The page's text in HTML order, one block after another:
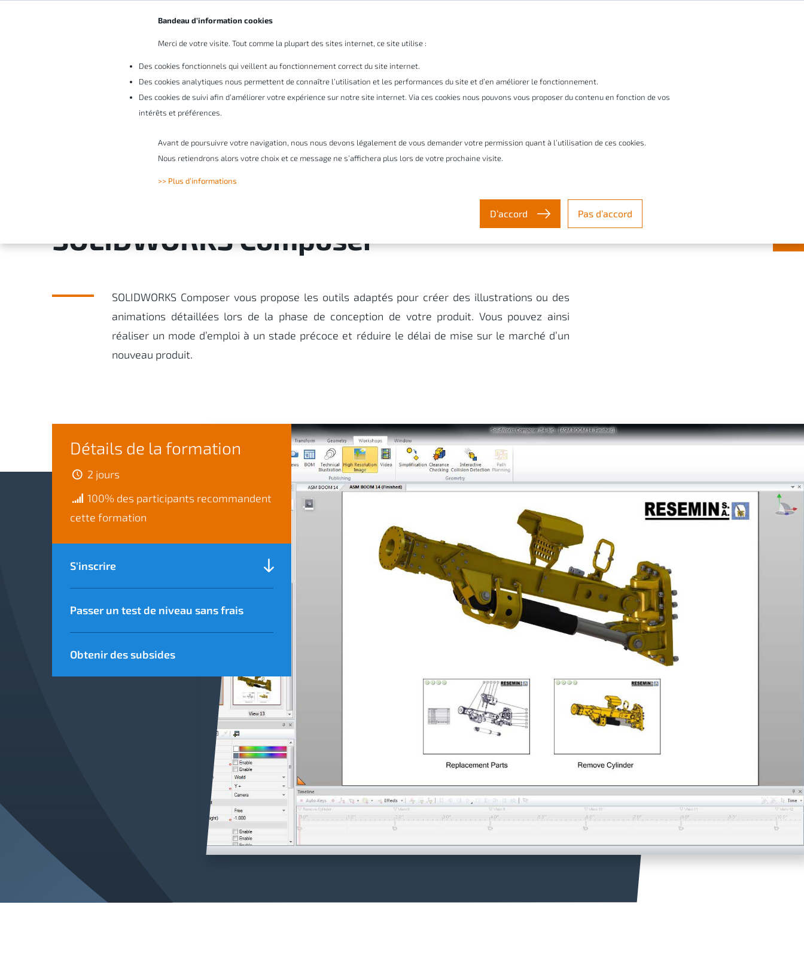
Bandeau d’information cookies
Merci de votre visite. Tout comme la plupart des sites internet, ce site utilise :
Des cookies fonctionnels qui veillent au fonctionnement correct du site internet.
Des cookies analytiques nous permettent de connaître l’utilisation et les performances du site et d’en améliorer le fonctionnement.
Des cookies de suivi afin d’améliorer votre expérience sur notre site internet. Via ces cookies nous pouvons vous proposer du contenu en fonction de vos
intérêts et préférences.
Avant de poursuivre votre navigation, nous nous devons légalement de vous demander votre permission quant à l’utilisation de ces cookies.
Nous retiendrons alors votre choix et ce message ne s’affichera plus lors de votre prochaine visite.
>> Plus d’informations
D’accord Pas d’accord
Votre entreprise Pourquoi Cadmes
Créez facilement de la documentation technique
sur base de fichiers CAO 3D avec la formation
SOLIDWORKS Composer
SOLIDWORKS Composer vous propose les outils adaptés pour créer des illustrations ou des
animations détaillées lors de la phase de conception de votre produit. Vous pouvez ainsi
réaliser un mode d’emploi à un stade précoce et réduire le délai de mise sur le marché d’un
nouveau produit.
Détails de la formation
2 jours
100% des participants recommandent
cette formation
S'inscrire
Passer un test de niveau sans frais
Obtenir des subsides